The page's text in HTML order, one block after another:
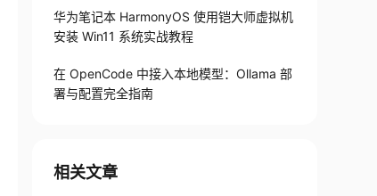
华为笔记本 HarmonyOS 使用铠大师虚拟机
安装 Win11 系统实战教程
在 OpenCode 中接入本地模型：Ollama 部
署与配置完全指南
相关文章